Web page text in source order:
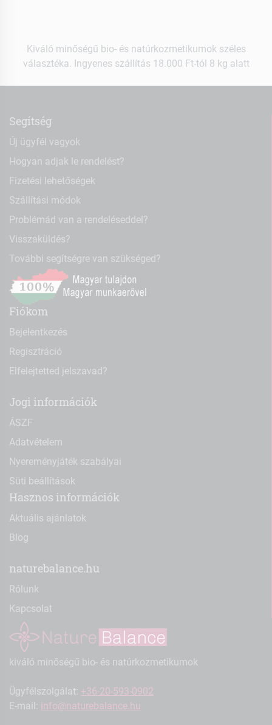
Kiváló minőségű bio- és natúrkozmetikumok széles
választéka. Ingyenes szállítás 18.000 Ft-tól 8 kg alatt
Segítség
Új ügyfél vagyok
Hogyan adjak le rendelést?
Fizetési lehetőségek
Szállítási módok
Problémád van a rendeléseddel?
Visszaküldés?
További segítségre van szükséged?
Fiókom
Bejelentkezés
Regisztráció
Elfelejtetted jelszavad?
Jogi információk
ÁSZF
Adatvételem
Nyereményjáték szabályai
Süti beállítások
Hasznos információk
Aktuális ajánlatok
Blog
naturebalance.hu
Rólunk
Kapcsolat
kiváló minőségű bio- és natúrkozmetikumok
Ügyfélszolgálat: +36-20-593-0902
E-mail: info@naturebalance.hu